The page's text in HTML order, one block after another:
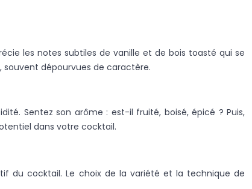
les notes subtiles de vanille et de bois toasté qui se
souvent dépourvues de caractère.
Sentez son arôme : est-il fruité, boisé, épicé ? Puis,
dans votre cocktail.
du cocktail. Le choix de la variété et la technique de